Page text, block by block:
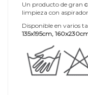
Un producto de gran
limpieza con
Disponible en varios
135x195cm,